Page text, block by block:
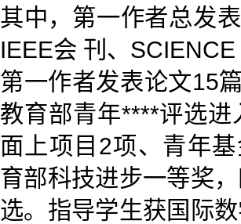
其中，第一作者总发
IEEE会 刊、
第一作者发表论文15
教育部青年****评选
面上项目2项、青年
育部科技进步一等奖
选。指导学生获国际